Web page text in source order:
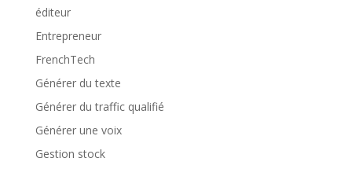
éditeur
Entrepreneur
FrenchTech
Générer du texte
Générer du traffic qualifié
Générer une voix
Gestion stock